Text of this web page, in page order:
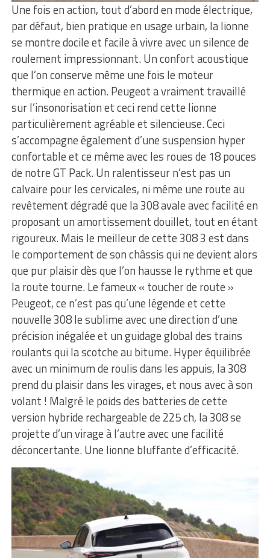
Une fois en action, tout d’abord en mode électrique,
par défaut, bien pratique en usage urbain, la lionne
se montre docile et facile à vivre avec un silence de
roulement impressionnant. Un confort acoustique
que l’on conserve même une fois le moteur
thermique en action. Peugeot a vraiment travaillé
sur l’insonorisation et ceci rend cette lionne
particulièrement agréable et silencieuse. Ceci
s’accompagne également d’une suspension hyper
confortable et ce même avec les roues de 18 pouces
de notre GT Pack. Un ralentisseur n’est pas un
calvaire pour les cervicales, ni même une route au
revêtement dégradé que la 308 avale avec facilité en
proposant un amortissement douillet, tout en étant
rigoureux. Mais le meilleur de cette 308 3 est dans
le comportement de son châssis qui ne devient alors
que pur plaisir dès que l’on hausse le rythme et que
la route tourne. Le fameux « toucher de route »
Peugeot, ce n’est pas qu’une légende et cette
nouvelle 308 le sublime avec une direction d’une
précision inégalée et un guidage global des trains
roulants qui la scotche au bitume. Hyper équilibrée
avec un minimum de roulis dans les appuis, la 308
prend du plaisir dans les virages, et nous avec à son
volant ! Malgré le poids des batteries de cette
version hybride rechargeable de 225 ch, la 308 se
projette d’un virage à l’autre avec une facilité
déconcertante. Une lionne bluffante d’efficacité.